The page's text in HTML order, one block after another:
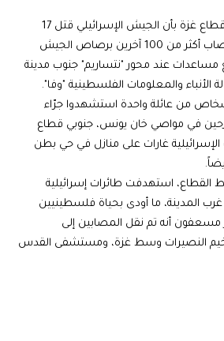
وأفادت مصادر طبية في قطاع غزة بأن الجيش الإسرائيلي قتل 17
شخصاً، أحدهم طفل، وأصاب أكثر من 100 آخرين برصاص الجيش
مساعدات عند محور "نتساريم" جنوب مدينة
الأنباء والمعلومات الفلسطينية "وفا".
المصادر أن 3 أشخاص من عائلة واحدة استشهدوا جرّاء
في مواصي خان يونس، جنوبي قطاع
غارات على منازل في حي بطن
القطاع، استهدفت طائرات إسرائيلية
المدينة، ما أودى بحياة فلسطينيين
مسعفون أنه تم نقل المصابين إلى
النصيرات وسط غزة، ومستشفى القدس